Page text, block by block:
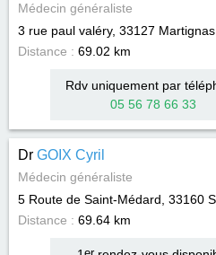
Médecin généraliste
3 rue paul valéry, 33127
Distance : 69.02 km
Rdv uniquement par
05 56 78 66 33
Dr GOIX Cyril
Médecin généraliste
5 Route de Saint-Médard, 33160
Distance : 69.64 km